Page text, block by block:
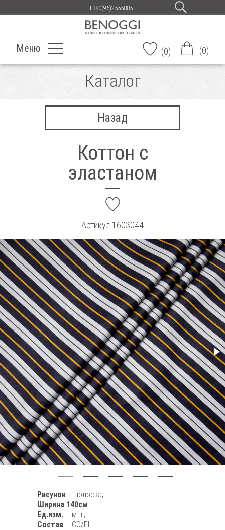
+380(96)2555885
Меню (0) (0)
Каталог
Назад
Коттон с
эластаном
Артикул 1603044
Рисунок – полоска;
Ширина 140см – ;
Ед.изм. – м.п.;
Состав – CO/EL